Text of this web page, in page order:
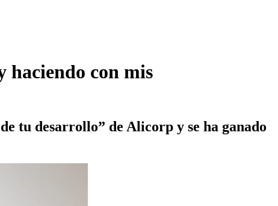
con mis
tu desarrollo” de Alicorp y se ha ganado